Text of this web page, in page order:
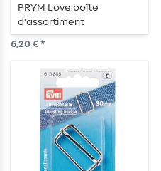
PRYM Love boîte
d'assortiment
6,20 € *